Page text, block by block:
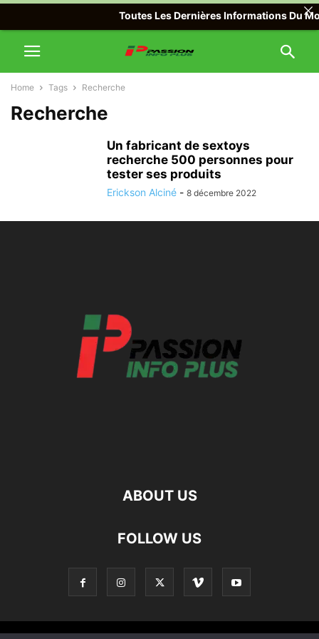
Home Tags Recherche
Recherche
Un fabricant de sextoys
recherche 500 personnes pour
tester ses produits
Erickson Alciné - 8 décembre 2022
ABOUT US
FOLLOW US
Toutes Les Dernières Informations Du